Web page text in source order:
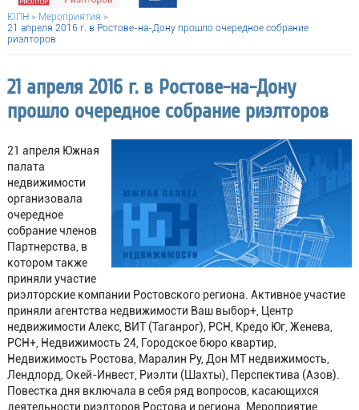
ЮПН > Мероприятия >
21 апреля 2016 г. в Ростове-на-Дону прошло очередное собрание
риэлторов
21 апреля 2016 г. в Ростове-на-Дону
прошло очередное собрание риэлторов
21 апреля Южная
палата
недвижимости
организовала
очередное
собрание членов
Партнерства, в
котором также
приняли участие
риэлторские компании Ростовского региона. Активное участие
приняли агентства недвижимости Ваш выбор+, Центр
недвижимости Алекс, ВИТ (Таганрог), РСН, Кредо Юг, Женева,
РСН+, Недвижимость 24, Городское бюро квартир,
Недвижимость Ростова, Маралин Ру, Дон МТ недвижимость,
Лендлорд, Окей-Инвест, Риэлти (Шахты), Перспектива (Азов).
Повестка дня включала в себя ряд вопросов, касающихся
деятельности риэлторов Ростова и региона. Мероприятие